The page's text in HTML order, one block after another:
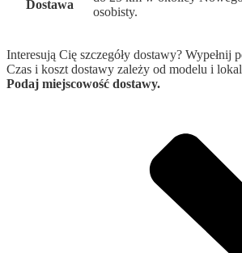
Dostawa
osobisty.
Interesują Cię szczegóły dostawy? Wypełnij
Czas i koszt dostawy zależy od modelu i
Podaj miejscowość dostawy.